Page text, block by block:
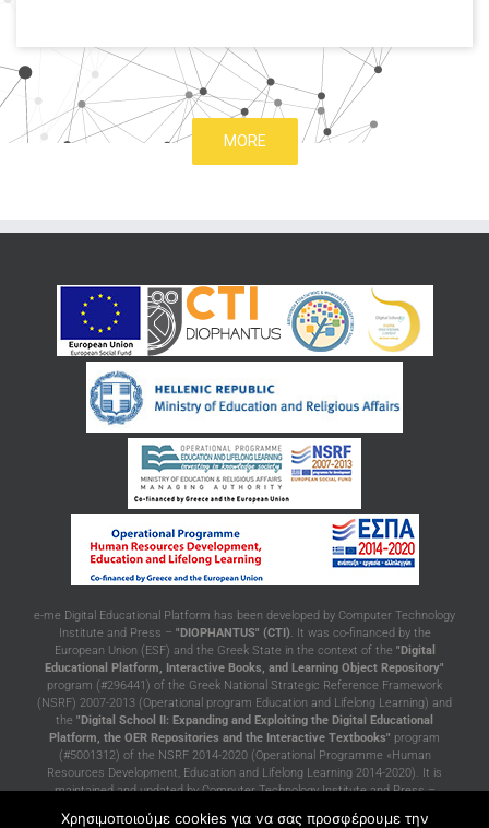
MORE
e-me Digital Educational Platform has been developed by Computer Technology
Institute and Press – "DIOPHANTUS" (CTI). It was co-financed by the
European Union (ESF) and the Greek State in the context of the "Digital
Educational Platform, Interactive Books, and Learning Object Repository"
program (#296441) of the Greek National Strategic Reference Framework
(NSRF) 2007-2013 (Operational program Education and Lifelong Learning) and
the "Digital School II: Expanding and Exploiting the Digital Educational
Platform, the OER Repositories and the Interactive Textbooks" program
(#5001312) of the NSRF 2014-2020 (Operational Programme «Human
Resources Development, Education and Lifelong Learning 2014-2020). It is
maintained and updated by Computer Technology Institute and Press –
Χρησιμοποιούμε cookies για να σας προσφέρουμε την